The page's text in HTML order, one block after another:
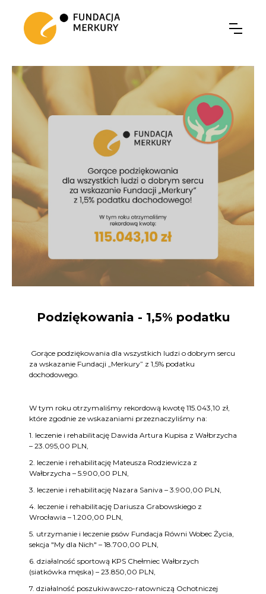
Podziękowania - 1,5% podatku
Gorące podziękowania dla wszystkich ludzi o dobrym sercu
za wskazanie Fundacji „Merkury” z 1,5% podatku
dochodowego.
W tym roku otrzymaliśmy rekordową kwotę 115.043,10 zł,
które zgodnie ze wskazaniami przeznaczyliśmy na:
1. leczenie i rehabilitację Dawida Artura Kupisa z Wałbrzycha
– 23.095,00 PLN,
2. leczenie i rehabilitację Mateusza Rodziewicza z
Wałbrzycha – 5.900,00 PLN,
3. leczenie i rehabilitację Nazara Saniva – 3.900,00 PLN,
4. leczenie i rehabilitację Dariusza Grabowskiego z
Wrocławia – 1.200,00 PLN,
5. utrzymanie i leczenie psów Fundacja Równi Wobec Życia,
sekcja "My dla Nich" – 18.700,00 PLN,
6. działalność sportową KPS Chełmiec Wałbrzych
(siatkówka męska) – 23.850,00 PLN,
7. działalność poszukiwawczo-ratowniczą Ochotniczej